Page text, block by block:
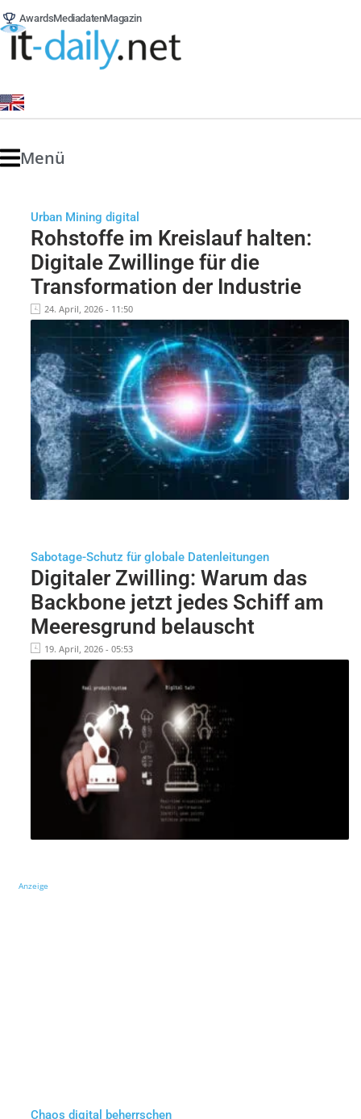
AwardsMediadatenMagazin
Menü
Urban Mining digital
Rohstoffe im Kreislauf halten:
Digitale Zwillinge für die
Transformation der Industrie
24. April, 2026 - 11:50
Sabotage-Schutz für globale Datenleitungen
Digitaler Zwilling: Warum das
Backbone jetzt jedes Schiff am
Meeresgrund belauscht
19. April, 2026 - 05:53
Anzeige
Chaos digital beherrschen